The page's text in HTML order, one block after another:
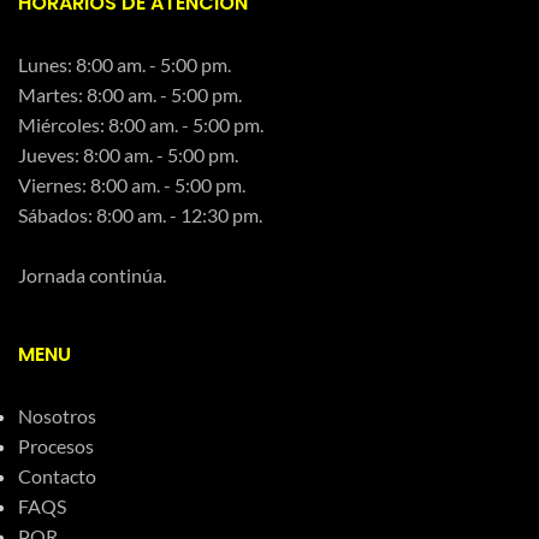
Lunes: 8:00 am. - 5:00 pm.
Martes: 8:00 am. - 5:00 pm.
Miércoles: 8:00 am. - 5:00 pm.
Jueves: 8:00 am. - 5:00 pm.
Viernes: 8:00 am. - 5:00 pm.
Sábados: 8:00 am. - 12:30 pm.
Jornada continúa.
MENU
Nosotros
Procesos
Contacto
FAQS